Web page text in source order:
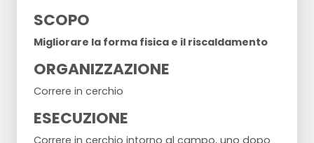
SCOPO
Migliorare la forma fisica e il riscaldamento
ORGANIZZAZIONE
Correre in cerchio
ESECUZIONE